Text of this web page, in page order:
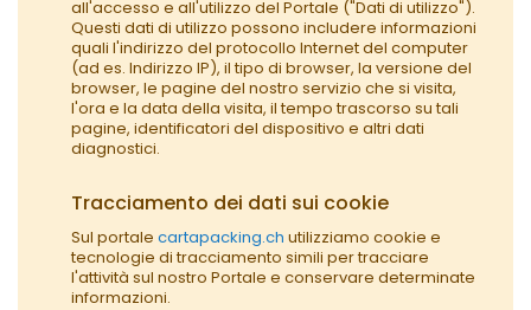
all'accesso e all'utilizzo del Portale ("Dati di utilizzo").
Questi dati di utilizzo possono includere informazioni
quali l'indirizzo del protocollo Internet del computer
(ad es. Indirizzo IP), il tipo di browser, la versione del
browser, le pagine del nostro servizio che si visita,
l'ora e la data della visita, il tempo trascorso su tali
pagine, identificatori del dispositivo e altri dati
diagnostici.
Tracciamento dei dati sui cookie
Sul portale cartapacking.ch utilizziamo cookie e
tecnologie di tracciamento simili per tracciare
l'attività sul nostro Portale e conservare determinate
informazioni.